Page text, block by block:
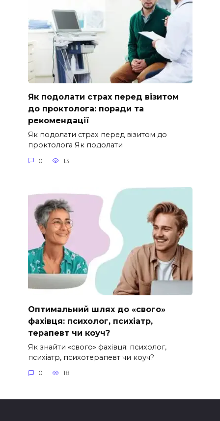
Як подолати страх перед візитом
до проктолога: поради та
рекомендації
Як подолати страх перед візитом до
проктолога Як подолати
0 13
Оптимальний шлях до «свого»
фахівця: психолог, психіатр,
терапевт чи коуч?
Як знайти «свого» фахівця: психолог,
психіатр, психотерапевт чи коуч?
0 18